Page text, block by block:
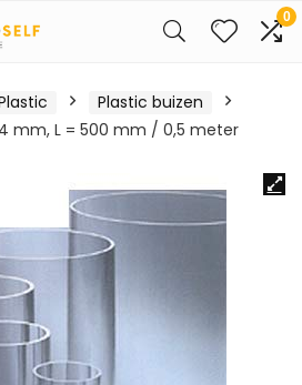
0
Plastic buizen
mm, L = 500 mm / 0,5 meter